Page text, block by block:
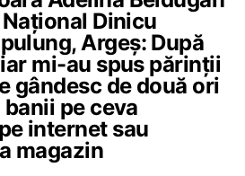
Dinicu
Argeș: După
mi-au spus părinții
gândesc de două ori
pe ceva
internet sau
magazin